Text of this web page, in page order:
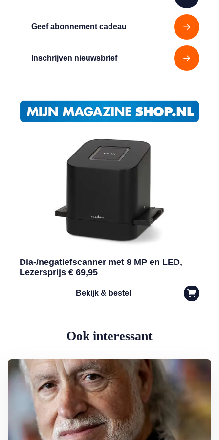
Geef abonnement cadeau
Inschrijven nieuwsbrief
Dia-/negatiefscanner met 8 MP en LED,
Lezersprijs € 69,95
Bekijk & bestel
Ook interessant
Lees meer over George Baker (81) blijft liedjes schrijven en